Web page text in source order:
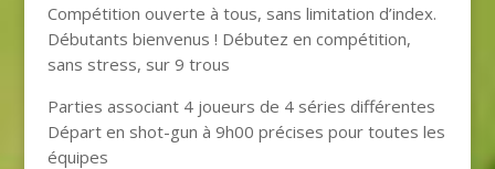
Compétition ouverte à tous, sans limitation d’index.
Débutants bienvenus ! Débutez en compétition,
sans stress, sur 9 trous
Parties associant 4 joueurs de 4 séries différentes
Départ en shot-gun à 9h00 précises pour toutes les
équipes